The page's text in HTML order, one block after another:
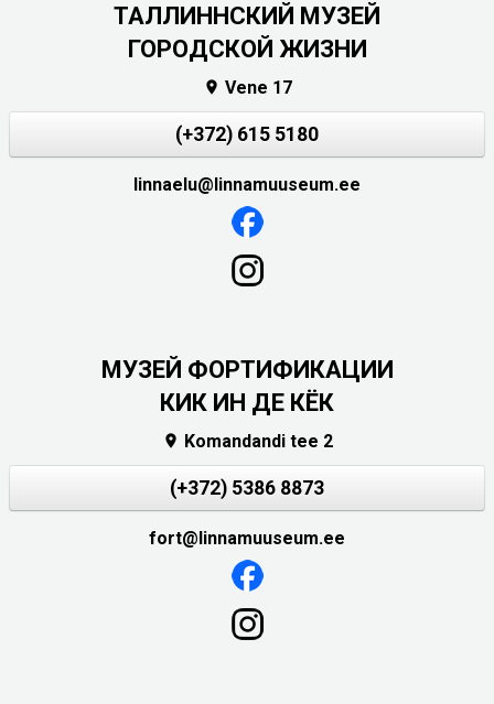
ТАЛЛИННСКИЙ МУЗЕЙ
ГОРОДСКОЙ ЖИЗНИ
 Vene 17
(+372) 615 5180
linnaelu@linnamuuseum.ee
МУЗЕЙ ФОРТИФИКАЦИИ
КИК ИН ДЕ КЁК
 Komandandi tee 2
(+372) 5386 8873
fort@linnamuuseum.ee